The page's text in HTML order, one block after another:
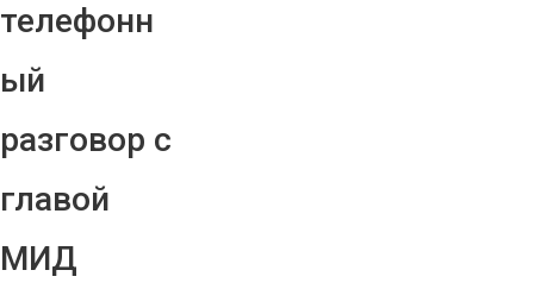
телефонн
ый
разговор с
главой
МИД